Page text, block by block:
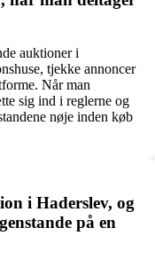
auktioner i
tjekke annoncer
Når man
sig ind i reglerne og
nøje inden køb
i Haderslev, og
på en